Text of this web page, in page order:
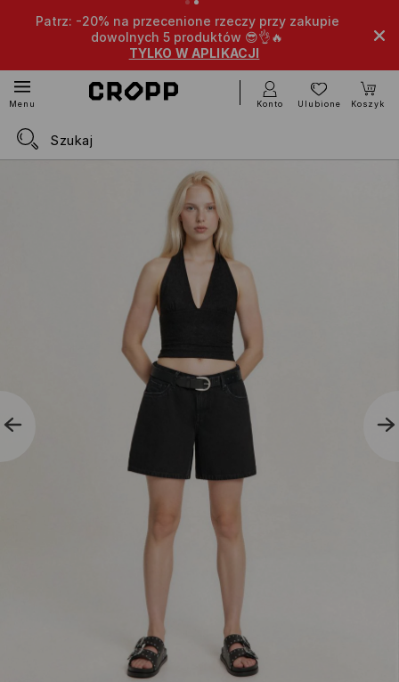
Extra -
-20% na przecenione rzeczy przy zakupie
dowolnych 5 produktów 😎👌🔥
TYLKO W APLIKACJI
Menu Konto Ulubione Koszyk